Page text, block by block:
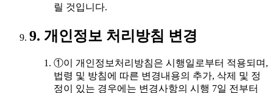
릴 것입니다.
9. 개인정보 처리방침 변경
①이 개인정보처리방침은 시행일로부터 적용되며,
법령 및 방침에 따른 변경내용의 추가, 삭제 및 정
정이 있는 경우에는 변경사항의 시행 7일 전부터